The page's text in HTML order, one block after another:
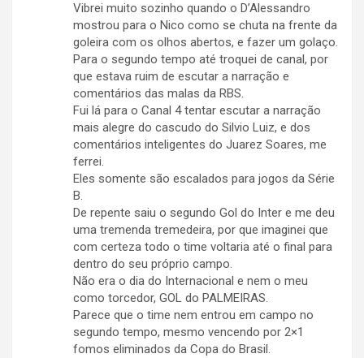
Vibrei muito sozinho quando o D’Alessandro
mostrou para o Nico como se chuta na frente da
goleira com os olhos abertos, e fazer um golaço.
Para o segundo tempo até troquei de canal, por
que estava ruim de escutar a narração e
comentários das malas da RBS.
Fui lá para o Canal 4 tentar escutar a narração
mais alegre do cascudo do Silvio Luiz, e dos
comentários inteligentes do Juarez Soares, me
ferrei.
Eles somente são escalados para jogos da Série
B.
De repente saiu o segundo Gol do Inter e me deu
uma tremenda tremedeira, por que imaginei que
com certeza todo o time voltaria até o final para
dentro do seu próprio campo.
Não era o dia do Internacional e nem o meu
como torcedor, GOL do PALMEIRAS.
Parece que o time nem entrou em campo no
segundo tempo, mesmo vencendo por 2×1
fomos eliminados da Copa do Brasil.